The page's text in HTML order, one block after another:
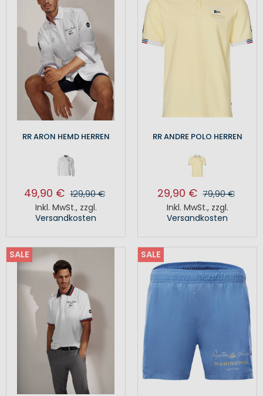
RR ARON HEMD HERREN
49,90 € 129,90 €
Inkl. MwSt., zzgl.
Versandkosten
RR ANDRE POLO HERREN
29,90 € 79,90 €
Inkl. MwSt., zzgl.
Versandkosten
SALE SALE